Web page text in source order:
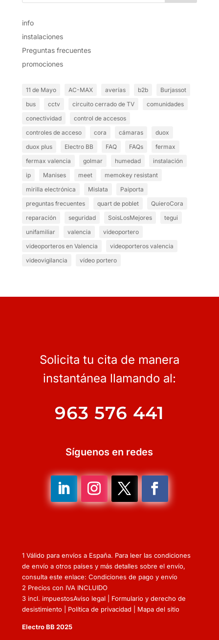
info
instalaciones
Preguntas frecuentes
promociones
11 de Mayo AC-MAX averías b2b
Burjassot
bus
cctv circuito cerrado de TV
comunidades
conectividad
control de accesos
controles de acceso
cora cámaras
duox
duox plus
Electro BB FAQ FAQs
fermax
fermax valencia
golmar humedad
instalación
ip
Manises meet
memokey resistant
mirilla electrónica
Mislata
Paiporta
preguntas frecuentes
quart de poblet
QuieroCora
reparación
seguridad SoisLosMejores
tegui
unifamiliar
valencia
videoportero
videoporteros en Valencia
videoporteros valencia
videovigilancia
vídeo portero
Solicita tu cita de manera
instantánea llamando al:
963 576 441
Síguenos en redes
1 Válido para envíos a España. Para leer las condiciones
de envío a otros países y más detalles sobre el envío,
consulta este enlace: Condiciones de pago y envío
2 Precios con IVA INCLUIDO
3 incl. impuestosAviso legal| Formulario y derecho de
desistimiento| Política de privacidad Mapa del sitio
Electro BB 2025